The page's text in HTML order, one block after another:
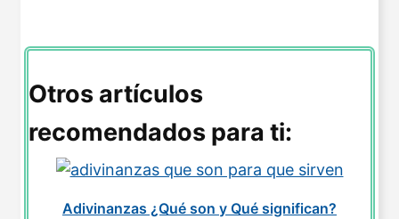
Otros artículos
recomendados para ti:
Adivinanzas ¿Qué son y Qué significan?